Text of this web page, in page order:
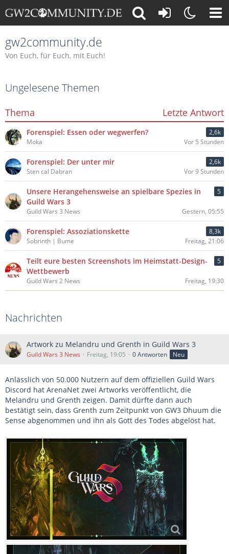
gw2community.de
Von Euch, für Euch, mit Euch!
Ungelesene Themen
Thema Letzte Antwort
Forenspiel: Essen oder wegwerfen?
2,6k
Moka
Vor 5 Stunden
Forenspiel: Der unter mir
2,6k
Sten cal Dabran
Vor 9 Stunden
Unsere Herangehensweise an spielbare Spezies in
Guild Wars 3
5
Guild Wars 3 News Gestern, 05:55
Forenspiel: Assoziationskette
8,3k
Sobrinth | Bume
Freitag, 21:06
Teilt eure besten Screenshots im Heimstatt-Design-
Wettbewerb
5
Guild Wars 2 News Freitag, 19:30
Nachrichten
Artwork zu Melandru und Grenth in Guild Wars 3
Guild Wars 3 News Freitag, 19:05 0 Antworten Neu
Anlässlich von 50.000 Nutzern auf dem offiziellen Guild Wars
Discord hat ArenaNet zwei Artworks veröffentlicht, die
Melandru und Grenth zeigen. Damit dürfte dann auch
bestätigt sein, dass Grenth zum Zeitpunkt von GW3 Dhuum die
Sense abgenommen und ihn als Gott des Todes abgelöst hat.